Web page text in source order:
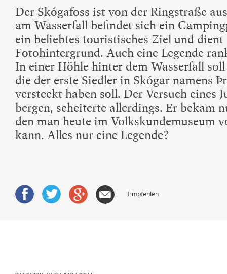
Der Skógafoss ist von der Ringstraße
am Wasserfall befindet sich ein
ein beliebtes touristisches Ziel und
Fotohintergrund. Auch eine Legende
In einer Höhle hinter dem Wasserfall
die der erste Siedler in Skógar namens
versteckt haben soll. Der Versuch eines
bergen, scheiterte allerdings. Er bekam
den man heute im Volkskundemuseum
kann. Alles nur eine Legende?
Empfehlen